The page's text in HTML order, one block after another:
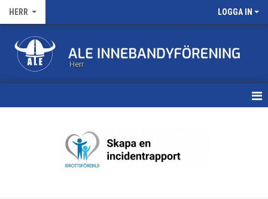
HERR LOGGA IN
Herr